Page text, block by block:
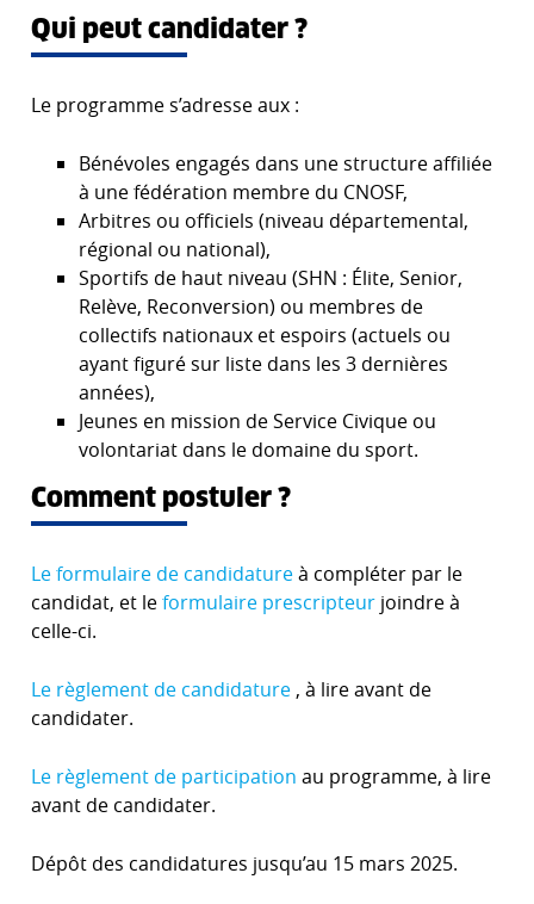
Qui peut candidater ?
Le programme s’adresse aux :
Bénévoles engagés dans une structure affiliée
à une fédération membre du CNOSF,
Arbitres ou officiels (niveau départemental,
régional ou national),
Sportifs de haut niveau (SHN : Élite, Senior,
Relève, Reconversion) ou membres de
collectifs nationaux et espoirs (actuels ou
ayant figuré sur liste dans les 3 dernières
années),
Jeunes en mission de Service Civique ou
volontariat dans le domaine du sport.
Comment postuler ?
Le formulaire de candidatureà compléter par le
candidat, et leformulaire prescripteur joindre à
celle-ci.
Le règlement de candidature , à lire avant de
candidater.
Le règlement de participation au programme, à lire
avant de candidater.
Dépôt des candidatures jusqu’au 15 mars 2025.